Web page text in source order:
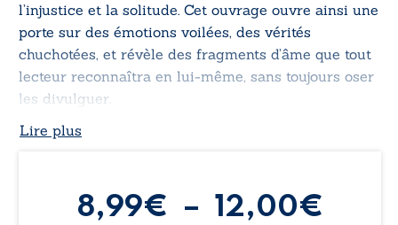
l’injustice et la solitude. Cet ouvrage ouvre ainsi une
porte sur des émotions voilées, des vérités
chuchotées, et révèle des fragments d’âme que tout
lecteur reconnaîtra en lui-même, sans toujours oser
les divulguer.
Lire plus
8,99€ – 12,00€